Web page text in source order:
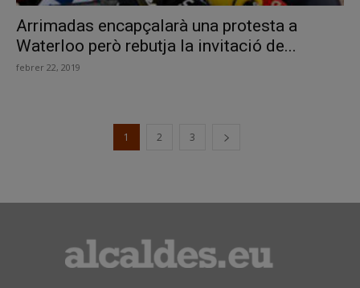
Arrimadas encapçalarà una protesta a
Waterloo però rebutja la invitació de...
febrer 22, 2019
1 2 3